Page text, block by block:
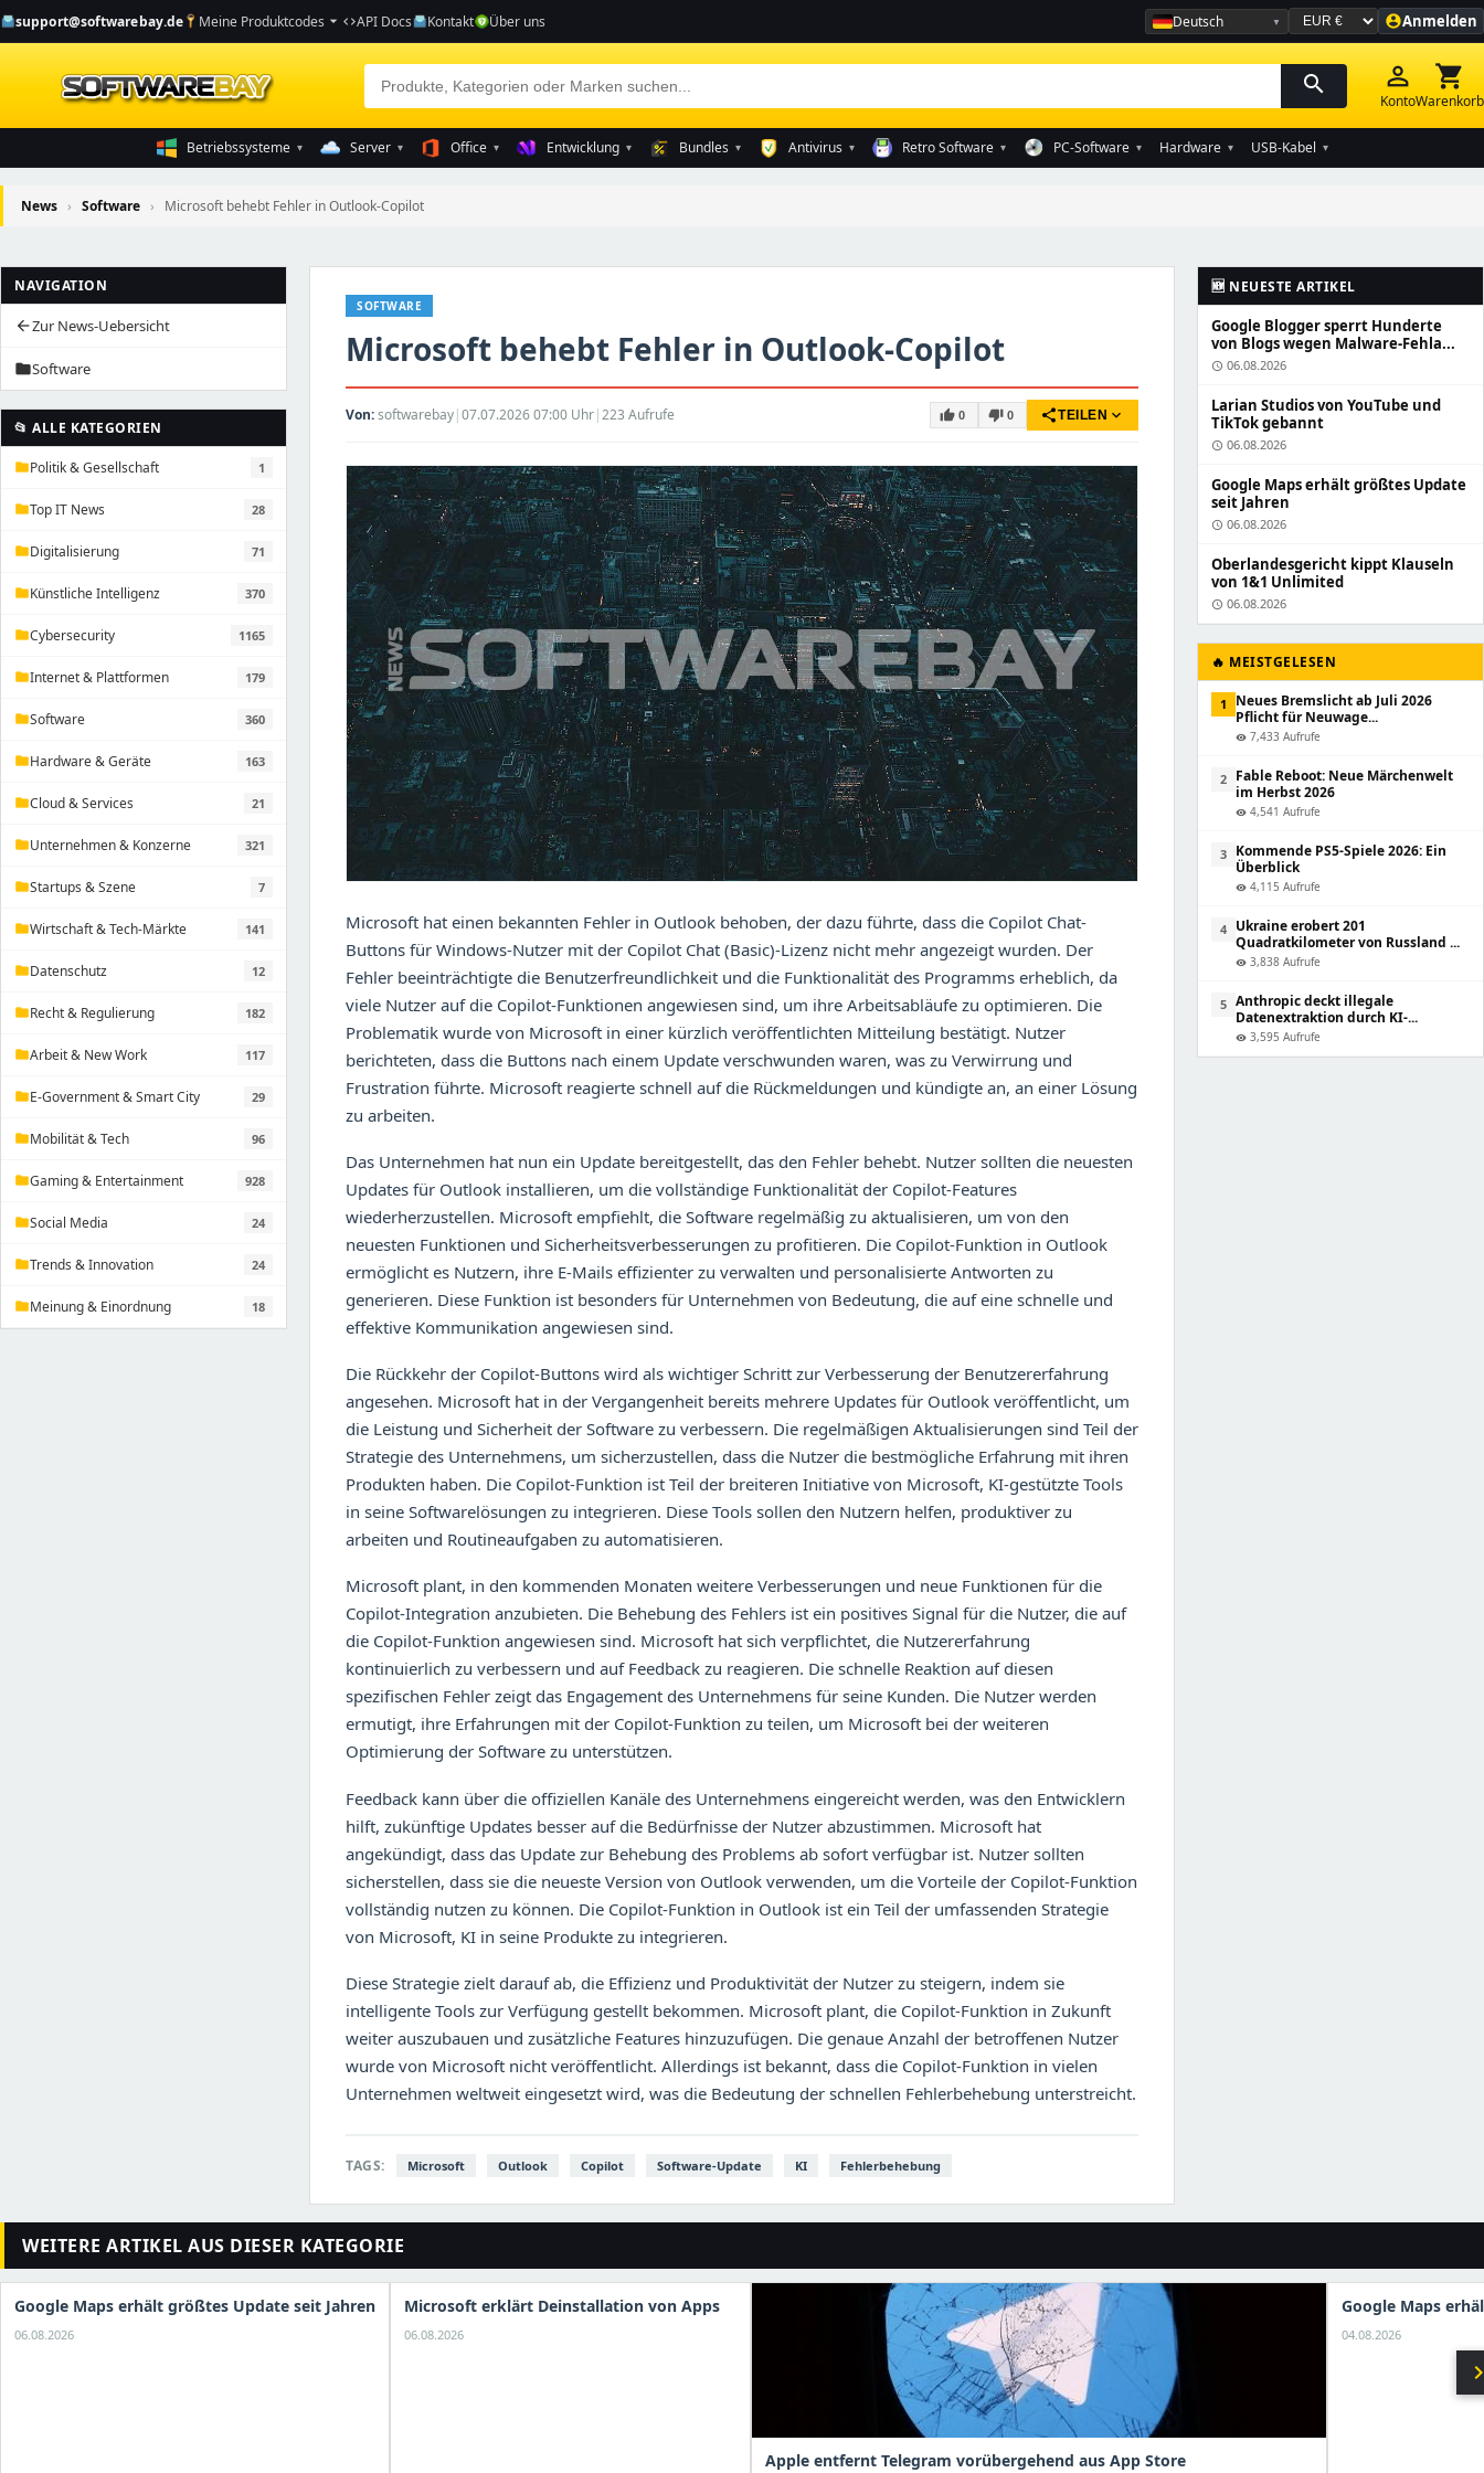
support@softwarebay.de Meine Produktcodes arrow_drop_down codeAPI Docs Kontakt Über uns Deutsch
Währung auswählen account_circleAnmelden
search person_outline
Konto
shopping_cart
Warenkorb
Betriebssysteme ▾ Server ▾ Office ▾ Entwicklung ▾ Bundles ▾ Antivirus ▾ Retro Software ▾ PC-Software ▾ Hardware ▾ USB-Kabel ▾
News › Software › Microsoft behebt Fehler in Outlook-Copilot
NAVIGATION
arrow_backZur News-Uebersicht
folderSoftware
📂 ALLE KATEGORIEN
folderPolitik & Gesellschaft 1
folderTop IT News 28
folderDigitalisierung 71
folderKünstliche Intelligenz 370
folderCybersecurity 1165
folderInternet & Plattformen 179
folderSoftware 360
folderHardware & Geräte 163
folderCloud & Services 21
folderUnternehmen & Konzerne 321
folderStartups & Szene 7
folderWirtschaft & Tech-Märkte 141
folderDatenschutz 12
folderRecht & Regulierung 182
folderArbeit & New Work 117
folderE-Government & Smart City 29
folderMobilität & Tech 96
folderGaming & Entertainment 928
folderSocial Media 24
folderTrends & Innovation 24
folderMeinung & Einordnung 18
SOFTWARE
Microsoft behebt Fehler in Outlook-Copilot
Von:softwarebay|07.07.2026 07:00 Uhr|223 Aufrufe thumb_up 0 thumb_down 0 shareTEILEN expand_more
Microsoft hat einen bekannten Fehler in Outlook behoben, der dazu führte, dass die Copilot Chat-
Buttons für Windows-Nutzer mit der Copilot Chat (Basic)-Lizenz nicht mehr angezeigt wurden. Der
Fehler beeinträchtigte die Benutzerfreundlichkeit und die Funktionalität des Programms erheblich, da
viele Nutzer auf die Copilot-Funktionen angewiesen sind, um ihre Arbeitsabläufe zu optimieren. Die
Problematik wurde von Microsoft in einer kürzlich veröffentlichten Mitteilung bestätigt. Nutzer
berichteten, dass die Buttons nach einem Update verschwunden waren, was zu Verwirrung und
Frustration führte. Microsoft reagierte schnell auf die Rückmeldungen und kündigte an, an einer Lösung
zu arbeiten.
Das Unternehmen hat nun ein Update bereitgestellt, das den Fehler behebt. Nutzer sollten die neuesten
Updates für Outlook installieren, um die vollständige Funktionalität der Copilot-Features
wiederherzustellen. Microsoft empfiehlt, die Software regelmäßig zu aktualisieren, um von den
neuesten Funktionen und Sicherheitsverbesserungen zu profitieren. Die Copilot-Funktion in Outlook
ermöglicht es Nutzern, ihre E-Mails effizienter zu verwalten und personalisierte Antworten zu
generieren. Diese Funktion ist besonders für Unternehmen von Bedeutung, die auf eine schnelle und
effektive Kommunikation angewiesen sind.
Die Rückkehr der Copilot-Buttons wird als wichtiger Schritt zur Verbesserung der Benutzererfahrung
angesehen. Microsoft hat in der Vergangenheit bereits mehrere Updates für Outlook veröffentlicht, um
die Leistung und Sicherheit der Software zu verbessern. Die regelmäßigen Aktualisierungen sind Teil der
Strategie des Unternehmens, um sicherzustellen, dass die Nutzer die bestmögliche Erfahrung mit ihren
Produkten haben. Die Copilot-Funktion ist Teil der breiteren Initiative von Microsoft, KI-gestützte Tools
in seine Softwarelösungen zu integrieren. Diese Tools sollen den Nutzern helfen, produktiver zu
arbeiten und Routineaufgaben zu automatisieren.
Microsoft plant, in den kommenden Monaten weitere Verbesserungen und neue Funktionen für die
Copilot-Integration anzubieten. Die Behebung des Fehlers ist ein positives Signal für die Nutzer, die auf
die Copilot-Funktion angewiesen sind. Microsoft hat sich verpflichtet, die Nutzererfahrung
kontinuierlich zu verbessern und auf Feedback zu reagieren. Die schnelle Reaktion auf diesen
spezifischen Fehler zeigt das Engagement des Unternehmens für seine Kunden. Die Nutzer werden
ermutigt, ihre Erfahrungen mit der Copilot-Funktion zu teilen, um Microsoft bei der weiteren
Optimierung der Software zu unterstützen.
Feedback kann über die offiziellen Kanäle des Unternehmens eingereicht werden, was den Entwicklern
hilft, zukünftige Updates besser auf die Bedürfnisse der Nutzer abzustimmen. Microsoft hat
angekündigt, dass das Update zur Behebung des Problems ab sofort verfügbar ist. Nutzer sollten
sicherstellen, dass sie die neueste Version von Outlook verwenden, um die Vorteile der Copilot-Funktion
vollständig nutzen zu können. Die Copilot-Funktion in Outlook ist ein Teil der umfassenden Strategie
von Microsoft, KI in seine Produkte zu integrieren.
Diese Strategie zielt darauf ab, die Effizienz und Produktivität der Nutzer zu steigern, indem sie
intelligente Tools zur Verfügung gestellt bekommen. Microsoft plant, die Copilot-Funktion in Zukunft
weiter auszubauen und zusätzliche Features hinzuzufügen. Die genaue Anzahl der betroffenen Nutzer
wurde von Microsoft nicht veröffentlicht. Allerdings ist bekannt, dass die Copilot-Funktion in vielen
Unternehmen weltweit eingesetzt wird, was die Bedeutung der schnellen Fehlerbehebung unterstreicht.
TAGS: Microsoft Outlook Copilot Software-Update KI Fehlerbehebung
🆕 NEUESTE ARTIKEL
Google Blogger sperrt Hunderte
von Blogs wegen Malware-Fehla...
schedule 06.08.2026
Larian Studios von YouTube und
TikTok gebannt
schedule 06.08.2026
Google Maps erhält größtes Update
seit Jahren
schedule 06.08.2026
Oberlandesgericht kippt Klauseln
von 1&1 Unlimited
schedule 06.08.2026
🔥 MEISTGELESEN
1
Neues Bremslicht ab Juli 2026
Pflicht für Neuwage...
visibility 7,433 Aufrufe
2 Fable Reboot: Neue Märchenwelt
im Herbst 2026
visibility 4,541 Aufrufe
3 Kommende PS5-Spiele 2026: Ein
Überblick
visibility 4,115 Aufrufe
4 Ukraine erobert 201
Quadratkilometer von Russland ...
visibility 3,838 Aufrufe
5 Anthropic deckt illegale
Datenextraktion durch KI-...
visibility 3,595 Aufrufe
WEITERE ARTIKEL AUS DIESER KATEGORIE
Google Maps erhält größtes Update seit Jahren
06.08.2026
Microsoft erklärt Deinstallation von Apps
06.08.2026
Apple entfernt Telegram vorübergehend aus App Store
Google Maps
04.08.2026